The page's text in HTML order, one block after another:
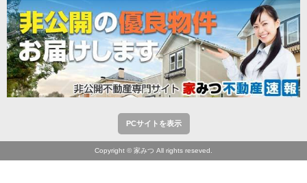
PCサイトを表示
Copyright © 家みつ All rights reseved.